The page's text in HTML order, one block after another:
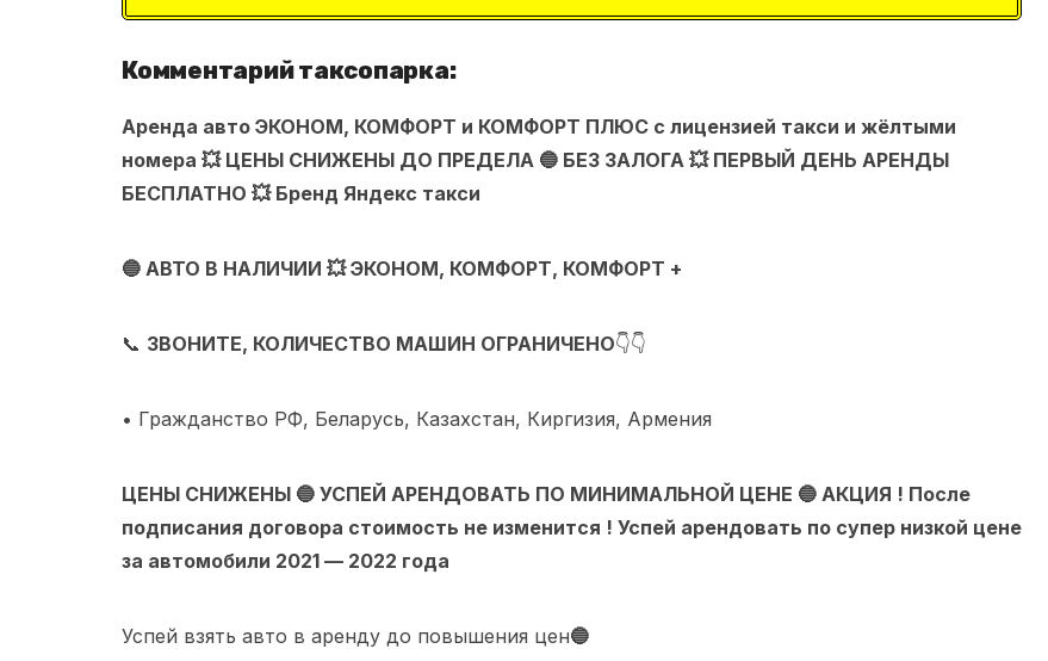
Комментарий таксопарка:
Аренда авто ЭКОНОМ, КОМФОРТ и КОМФОРТ ПЛЮС с лицензией такси и жёлтыми
номера 💥 ЦЕНЫ СНИЖЕНЫ ДО ПРЕДЕЛА 🔵 БЕЗ ЗАЛОГА 💥 ПЕРВЫЙ ДЕНЬ АРЕНДЫ
БЕСПЛАТНО 💥 Бренд Яндекс такси
🔵 АВТО В НАЛИЧИИ 💥 ЭКОНОМ, КОМФОРТ, КОМФОРТ +
📞 ЗВОНИТЕ, КОЛИЧЕСТВО МАШИН ОГРАНИЧЕНО👇👇
• Гражданство РФ, Беларусь, Казахстан, Киргизия, Армения
ЦЕНЫ СНИЖЕНЫ 🔵 УСПЕЙ АРЕНДОВАТЬ ПО МИНИМАЛЬНОЙ ЦЕНЕ 🔵 АКЦИЯ ! После
подписания договора стоимость не изменится ! Успей арендовать по супер низкой цене
за автомобили 2021 — 2022 года
Успей взять авто в аренду до повышения цен🔵